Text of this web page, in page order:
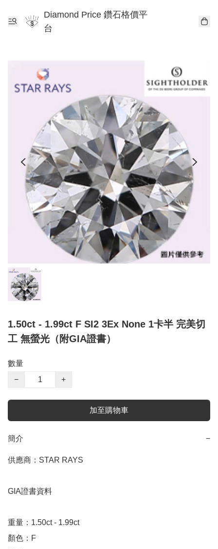
Diamond Price 鑽石格價平
台
1.50ct - 1.99ct F SI2 3Ex None 1卡半 完美切
工 無螢光（附GIA證書）
數量
−
+
加至購物車
簡介 −
供應商：STAR RAYS
GIA證書資料
重量：1.50ct - 1.99ct
顏色：F